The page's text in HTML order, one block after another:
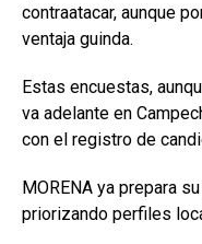
contraatacar, aunque
ventaja guinda.
Estas encuestas,
va adelante en
con el registro de
MORENA ya prepara
priorizando perfiles